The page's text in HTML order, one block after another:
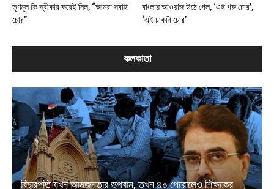
তৃণমূল কি স্বীকার করেই নিল, “আমরা সবাই
চোর”
বাংলায় আওয়াজ উঠে গেল, ‘এই গরু চোর’,
‘এই চাকরি চোর’
কলকাতা
বিচারপতি যখন আমজনতার ভগবান, তখন ৪০ পেরোলেও শিক্ষকের